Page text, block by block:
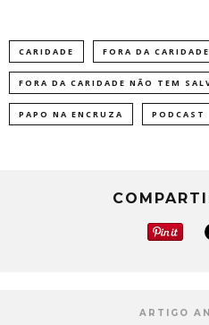
CARIDADE FORA DA
FORA DA CARIDADE NÃO TEM
PAPO NA ENCRUZA PODCAST
ARTIGO